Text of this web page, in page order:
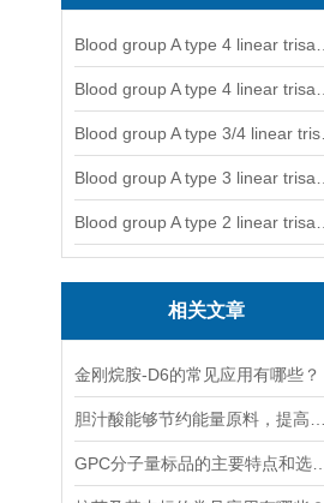
相关文章
金刚烷胺-D6的常见应用有哪些？